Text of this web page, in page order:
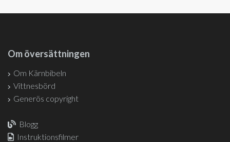
Om översättningen
Om Kärnbibeln
Vittnesbörd
Generös copyright
Blogg
Instruktionsfilmer